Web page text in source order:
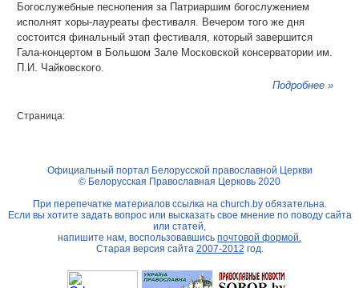
Богослужебные песнопения за Патриаршим богослужением
исполнят хоры-лауреаты фестиваля. Вечером того же дня
состоится финальный этап фестиваля, который завершится
Гала-концертом в Большом Зале Московской консерватории им.
П.И. Чайковского.
Подробнее »
Страница:
Официальный портал Белорусской православной Церкви
© Белорусская Православная Церковь 2020
При перепечатке материалов ссылка на church.byобязательна.
Если вы хотите задать вопрос или высказать свое мнение по поводу сайта
или статей,
напишите нам, воспользовавшись почтовой формой.
Старая версия сайта 2007-2012 год.